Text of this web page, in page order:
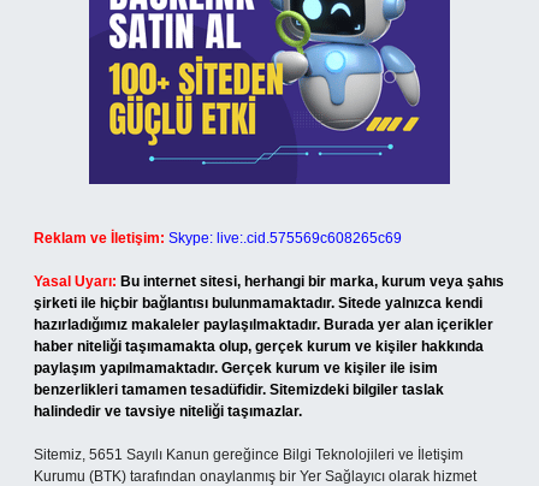
Reklam ve İletişim: Skype: live:.cid.575569c608265c69
Yasal Uyarı: Bu internet sitesi, herhangi bir marka, kurum veya şahıs
şirketi ile hiçbir bağlantısı bulunmamaktadır. Sitede yalnızca kendi
hazırladığımız makaleler paylaşılmaktadır. Burada yer alan içerikler
haber niteliği taşımamakta olup, gerçek kurum ve kişiler hakkında
paylaşım yapılmamaktadır. Gerçek kurum ve kişiler ile isim
benzerlikleri tamamen tesadüfidir. Sitemizdeki bilgiler taslak
halindedir ve tavsiye niteliği taşımazlar.
Sitemiz, 5651 Sayılı Kanun gereğince Bilgi Teknolojileri ve İletişim
Kurumu (BTK) tarafından onaylanmış bir Yer Sağlayıcı olarak hizmet